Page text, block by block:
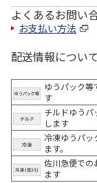
よくあるお問い
お支払い方法
配送情報について
ゆうパック等
す
チルドゆうパ
します
冷凍ゆうパッ
ます。
佐川急便での
ます